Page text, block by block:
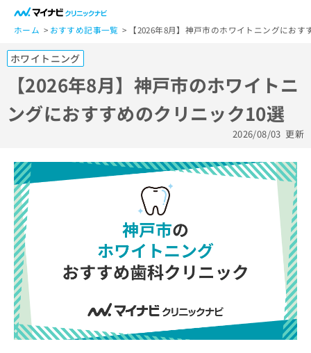
ホーム おすすめ記事一覧 【2026年8月】神戸市のホワイトニングにおす
ホワイトニング
【2026年8月】神戸市のホワイトニ
ングにおすすめのクリニック10選
2026/08/03 更新
一
般
ー
ザ
ー
の
方
ち
ら
マ
イ
ナ
ビ
ク
リ
ニ
ッ
ク
医
療
関
係
者
の
方
は
こ